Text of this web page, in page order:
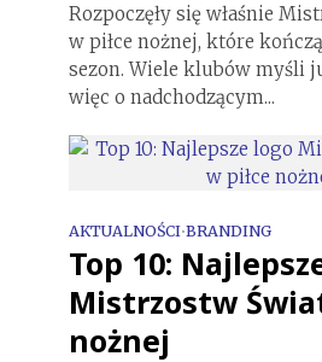
Rozpoczęły się właśnie
w piłce nożnej, które
sezon. Wiele klubów myśli
więc o nadchodzącym...
AKTUALNOŚCI•BRANDING
Top 10:
Mistrzostw
nożnej